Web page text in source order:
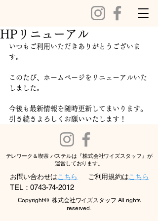
HPリニューアル
いつもご利用いただきありがとうございま
す。
このたび、ホームページをリニューアルいた
しました。
今後も最新情報を随時更新してまいります。
引き続きよろしくお願いいたします！
テレワーク＆喫茶 パステルは『株式会社ワイズスタッフ』が
運営しております。
お問い合わせはこちら ご利用規約はこちら
TEL：0743-74-2012
Copyright ©株式会社ワイズスタッフ All rights
reserved.